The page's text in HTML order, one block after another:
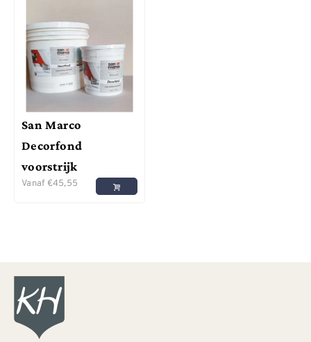
San Marco
Decorfond
voorstrijk
Vanaf €45,55